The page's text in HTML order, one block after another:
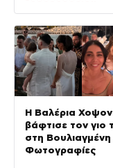
Η Βαλέρια
βάφτισε τον γιο
στη Βουλιαγμένη
Φωτογραφίες